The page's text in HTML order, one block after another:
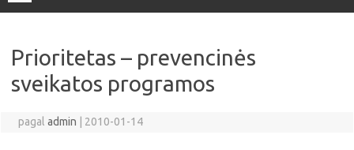
Prioritetas – prevencinės
sveikatos programos
pagal admin 2010-01-14